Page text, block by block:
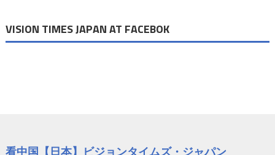
VISION TIMES JAPAN AT FACEBOK
看中国【日本】ビジョンタイムズ・ジャパン